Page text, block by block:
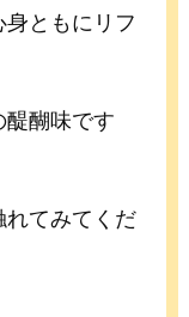
ともにリフ
醍醐味です
れてみてくだ